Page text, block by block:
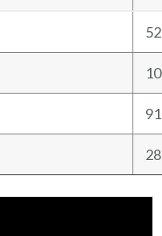
52
10
91
28